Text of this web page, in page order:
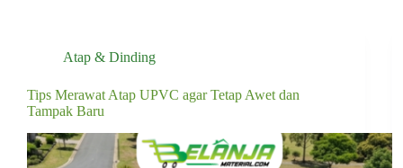
Atap & Dinding
Tips Merawat Atap UPVC agar Tetap Awet dan
Tampak Baru